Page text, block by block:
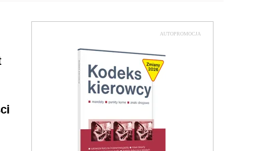
AUTOPROMOCJA